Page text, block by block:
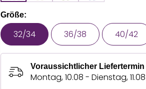
Größe:
32/34 36/38 40/42
Voraussichtlicher Liefertermin
Montag, 10.08 - Dienstag, 11.08